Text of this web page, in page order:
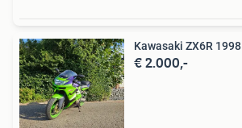
Kawasaki ZX6R 1998
€ 2.000,-